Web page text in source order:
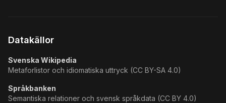
Datakällor
Svenska Wikipedia
Metaforlistor och idiomatiska uttryck (CC BY-SA 4.0)
Språkbanken
Semantiska relationer och svensk språkdata (CC BY 4.0)